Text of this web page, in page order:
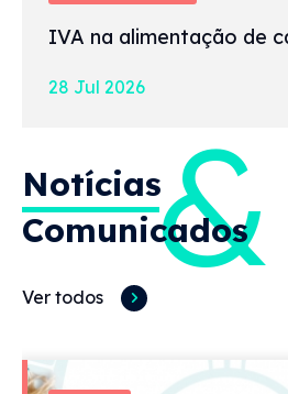
IVA na alimentação de
28 Jul 2026
Notícias&
Comunicados
Ver todos